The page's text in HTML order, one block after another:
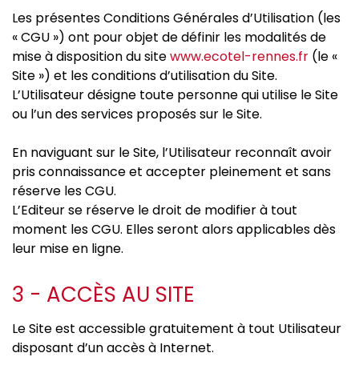
Les présentes Conditions Générales d’Utilisation (les
« CGU ») ont pour objet de définir les modalités de
mise à disposition du sitewww.ecotel-rennes.fr (le «
Site ») et les conditions d’utilisation du Site.
L’Utilisateur désigne toute personne qui utilise le Site
ou l’un des services proposés sur le Site.
En naviguant sur le Site, l’Utilisateur reconnaît avoir
pris connaissance et accepter pleinement et sans
réserve les CGU.
L’Editeur se réserve le droit de modifier à tout
moment les CGU. Elles seront alors applicables dès
leur mise en ligne.
3 - ACCÈS AU SITE
Le Site est accessible gratuitement à tout Utilisateur
disposant d’un accès à Internet.